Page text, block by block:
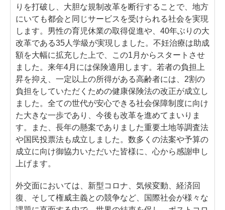
りを打破し、大胆な規制改革を断行することで、地方
にいても都会と同じサービスを受けられる社会を実現
します。男性の育児休業の取得促進や、40年ぶりの大
改革である35人学級が実現しました。不妊治療は助成
額を大幅に拡充した上で、この1月からスタートさせ
ました。来年4月には保険適用します。若者の負担上
昇を抑え、一定以上の所得がある高齢者には、2割の
負担をしていただくための健康保険法の改正が成立し
ました。全ての世代が安心できる社会保障制度に向け
た大きな一歩であり、今後も改革を進めてまいりま
す。また、長年の懸案でありました重要土地等調査法
や国民投票法も成立しました。数多くの法案や予算の
成立に向け御協力いただいた皆様に、心から感謝申し
上げます。
外交面においては、新型コロナ、気候変動、経済回
復、そして権威主義との競争など、国際社会が様々な